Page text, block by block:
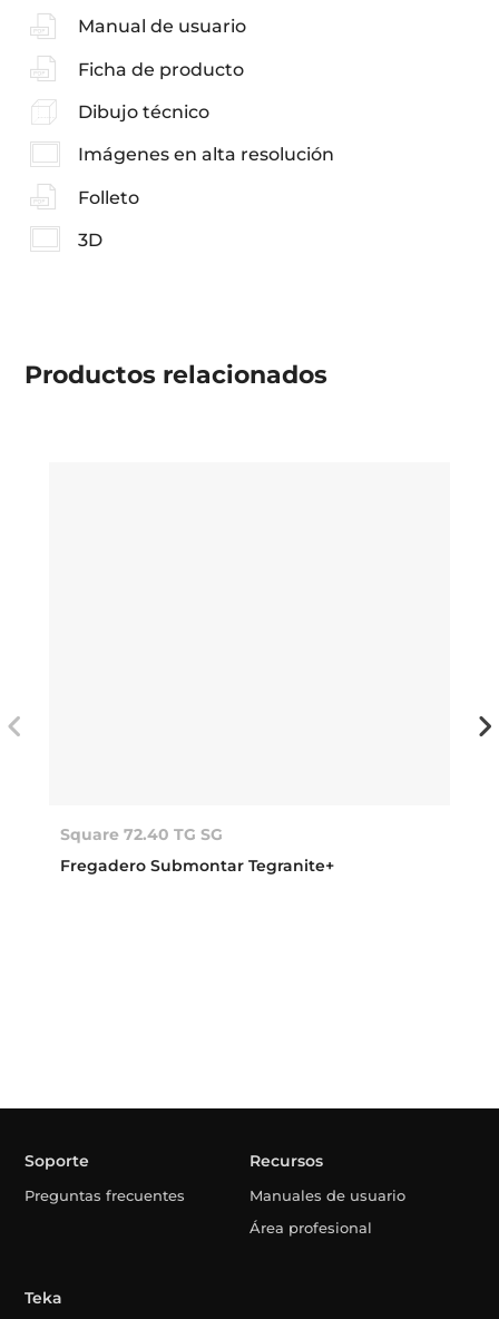
Manual de usuario
Ficha de producto
Dibujo técnico
Imágenes en alta resolución
Folleto
3D
Productos relacionados
Square 72.40 TG SG
Fregadero Submontar Tegranite+
Soporte
Preguntas frecuentes
Recursos
Manuales de usuario
Área profesional
Teka